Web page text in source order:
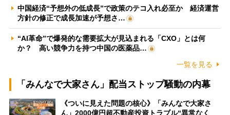
中国経済“予想外の低成長”で政策のテコ入れ必至か 経済運営
方針の修正で成長加速が予想さ…
“AI革命”で爆発的な需要拡大が見込まれる「CXO」とは何
か？ 高い競争力を持つ中国の医薬品…
一覧を見る
「みんなで大家さん」配当ストップ騒動の内幕
《ついに見えた問題の核心》「みんなで大家さ
ん」2000億円超不動産投資トラブル“異常なく